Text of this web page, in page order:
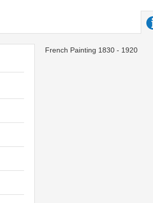
French Painting 1830 - 1920